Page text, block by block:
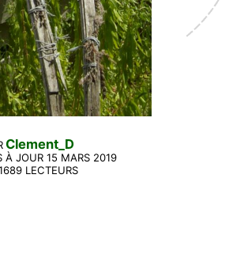
Clement_D
À JOUR 15 MARS 2019
LECTEURS